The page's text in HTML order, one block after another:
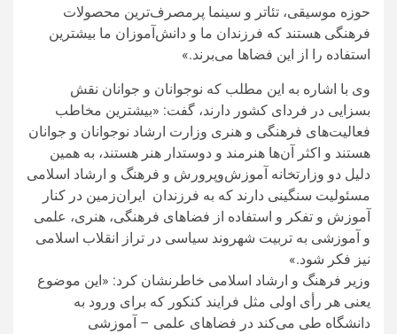
حوزه موسیقی، تئاتر و سینما پرمصرف‌ترین محصولات
فرهنگی هستند که فرزندان ما و دانش‌آموزان ما بیشترین
استفاده را از این فضاها می‌برند.»
وی با اشاره به این مطلب که نوجوانان و جوانان نقش
بسزایی در فردای کشور دارند، گفت: «بیشترین مخاطب
فعالیت‌های فرهنگی و هنری وزارت ارشاد نوجوانان و جوانان
هستند و اکثر آن‌ها هنرمند و دوستدار هنر هستند، به همین
دلیل دو وزارتخانه آموزش‌وپرورش و فرهنگ و ارشاد اسلامی
مسئولیت سنگینی دارند که به فرزندان ایران‌زمین در کنار
آموزش و تفکر و استفاده از فضاهای فرهنگی، هنری، علمی
و آموزشی به تربیت شهروند سیاسی در تراز انقلاب اسلامی
نیز فکر شود.»
وزیر فرهنگ و ارشاد اسلامی خاطرنشان کرد: «این موضوع
یعنی هر رأی اولی مثل فرایند کنکور که برای ورود به
دانشگاه طی می‌کند در فضاهای علمی – آموزشی